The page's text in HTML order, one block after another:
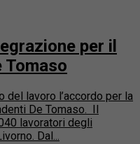
per il
Tomaso
del lavoro l’accordo per la
De Tomaso. Il
lavoratori degli
Dal...